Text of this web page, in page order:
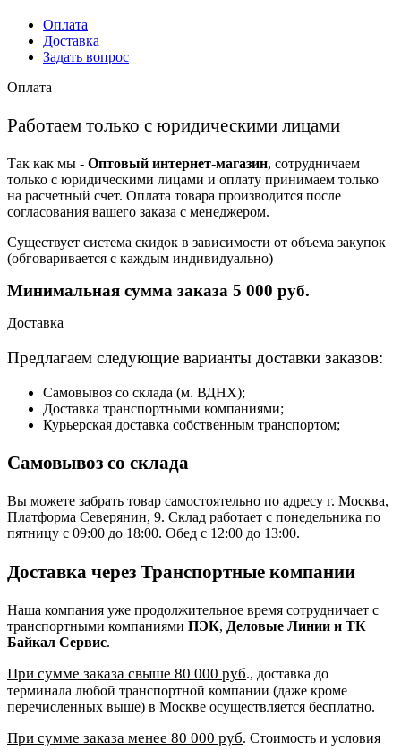
Оплата
Доставка
Задать вопрос
Оплата
Работаем только с юридическими лицами
Так как мы - Оптовый интернет-магазин, сотрудничаем
только с юридическими лицами и оплату принимаем только
на расчетный счет. Оплата товара производится после
согласования вашего заказа с менеджером.
Существует система скидок в зависимости от объема закупок
(обговаривается с каждым индивидуально)
Минимальная сумма заказа 5 000 руб.
Доставка
Предлагаем следующие варианты доставки заказов:
Самовывоз со склада (м. ВДНХ);
Доставка транспортными компаниями;
Курьерская доставка собственным транспортом;
Самовывоз со склада
Вы можете забрать товар самостоятельно по адресу г. Москва,
Платформа Северянин, 9. Склад работает с понедельника по
пятницу с 09:00 до 18:00. Обед с 12:00 до 13:00.
Доставка через Транспортные компании
Наша компания уже продолжительное время сотрудничает с
транспортными компаниями ПЭК, Деловые Линии и ТК
Байкал Сервис.
При сумме заказа свыше 80 000 руб., доставка до
терминала любой транспортной компании (даже кроме
перечисленных выше) в Москве осуществляется бесплатно.
При сумме заказа менее 80 000 руб. Стоимость и условия